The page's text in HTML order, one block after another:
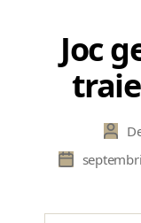
Joc
articol
Dată